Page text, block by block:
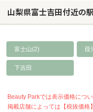
山梨県富士吉田付近の
富士山(2) 葭
下吉田
Beauty Parkでは表示価格につ
掲載店舗によっては【税抜価格